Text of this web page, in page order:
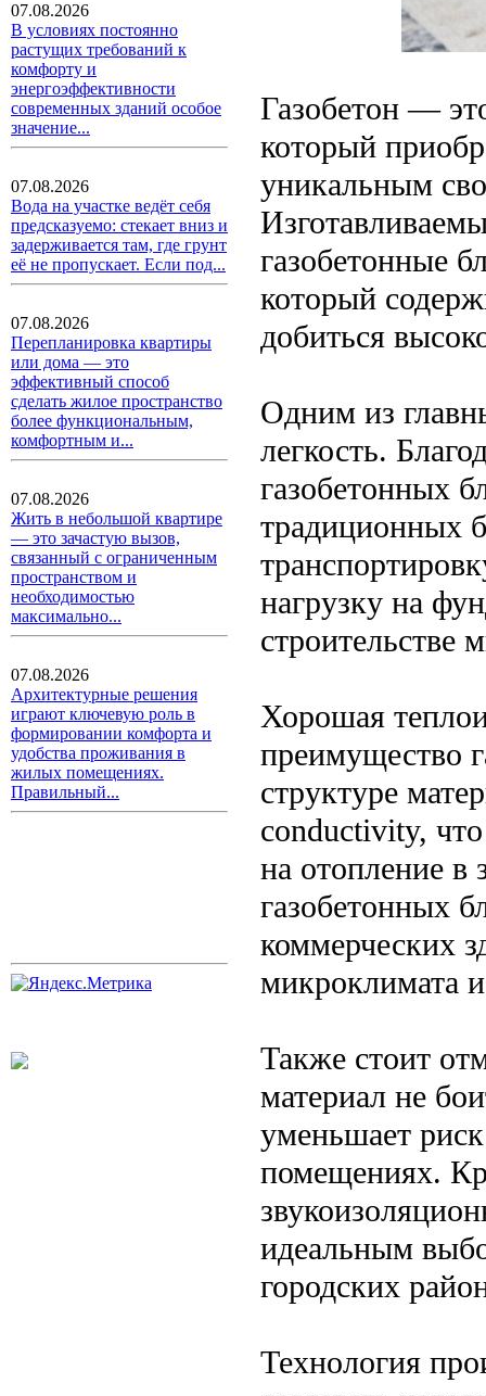
07.08.2026
В условиях постоянно
растущих требований к
комфорту и
энергоэффективности
современных зданий особое
значение...
07.08.2026
Вода на участке ведёт себя
предсказуемо: стекает вниз и
задерживается там, где грунт
её не пропускает. Если под...
07.08.2026
Перепланировка квартиры
или дома — это
эффективный способ
сделать жилое пространство
более функциональным,
комфортным и...
07.08.2026
Жить в небольшой квартире
— это зачастую вызов,
связанный с ограниченным
пространством и
необходимостью
максимально...
07.08.2026
Архитектурные решения
играют ключевую роль в
формировании комфорта и
удобства проживания в
жилых помещениях.
Правильный...
Газобетон —
который
уникальным
газобетонные
который
добиться
Одним из
легкость.
газобетонных
традиционных
нагрузку на
строительстве
Хорошая
преимущество
структуре
conductivity, что
на отопление в
газобетонных
коммерческих
микроклимата
Также стоит
материал не
уменьшает
помещениях.
идеальным
городских
Технология